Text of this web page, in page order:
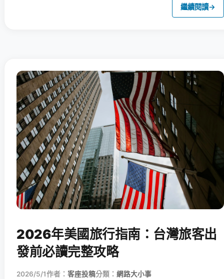
繼續閱讀→
2026年美國旅行指南：台灣旅客出
發前必讀完整攻略
2026/5/1作者： 客座投稿分類： 網路大小事